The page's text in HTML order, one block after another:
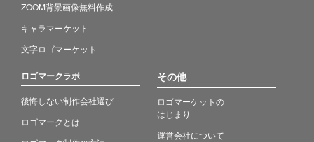
ZOOM背景画像無料作成
キャラマーケット
文字ロゴマーケット
ロゴマークラボ
後悔しない制作会社選び
ロゴマークとは
その他
ロゴマーケットの
はじまり
運営会社について